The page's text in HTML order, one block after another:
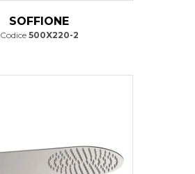
SOFFIONE
Codice 500X220-2